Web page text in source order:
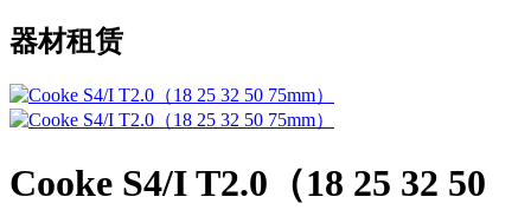
器材租赁
Cooke S4/I T2.0（18 25 32 50